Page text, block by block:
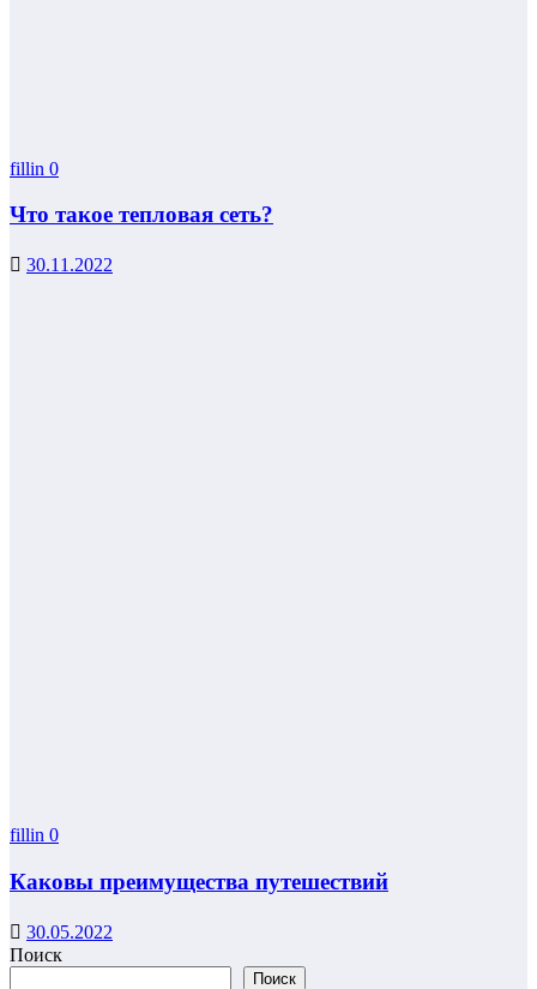
fillin 0
Что такое тепловая сеть?
30.11.2022
fillin 0
Каковы преимущества путешествий
30.05.2022
Поиск
Поиск